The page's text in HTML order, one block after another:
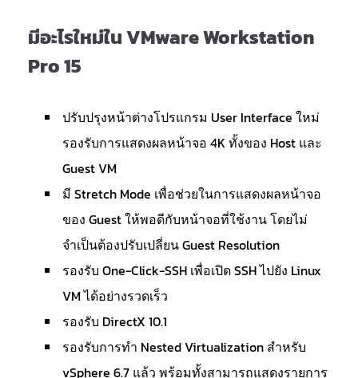
มีอะไรใหม่ใน VMware Workstation
Pro 15
ปรับปรุงหน้าต่างโปรแกรม User Interface ใหม่
รองรับการแสดงผลหน้าจอ 4K ทั้งของ Host และ
Guest VM
มี Stretch Mode เพื่อช่วยในการแสดงผลหน้าจอ
ของ Guest ให้พอดีกับหน้าจอที่ใช้งาน โดยไม่
จำเป็นต้องปรับเปลี่ยน Guest Resolution
รองรับ One-Click-SSH เพื่อเปิด SSH ไปยัง Linux
VM ได้อย่างรวดเร็ว
รองรับ DirectX 10.1
รองรับการทำ Nested Virtualization สำหรับ
vSphere 6.7 แล้ว พร้อมทั้งสามารถแสดงรายการ